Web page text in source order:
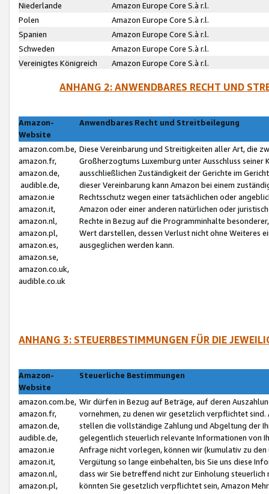
Niederlande
Amazon Europe Core S.à r.l.
Polen
Amazon Europe Core S.à r.l.
Spanien
Amazon Europe Core S.à r.l.
Schweden
Amazon Europe Core S.à r.l.
Vereinigtes Königreich
Amazon Europe Core S.à r.l.
ANHANG 2: ANWENDBARES RECHT UND
Amazon-
Website
Anwendbares Recht und Streitbeilegung
amazon.com.be,
amazon.fr,
amazon.de,
audible.de,
amazon.ie
amazon.it,
amazon.nl,
amazon.pl,
amazon.es,
amazon.se,
amazon.co.uk,
audible.co.uk
Diese Vereinbarung und Streitigkeiten aller Art, die
Großherzogtums Luxemburg unter Ausschluss
ausschließlichen Zuständigkeit der Gerichte im
dieser Vereinbarung kann Amazon bei einem
Rechtsschutz wegen einer tatsächlichen oder
Amazon oder einer anderen natürlichen oder
Rechte in Bezug auf die Programminhalte
Wert darstellen, dessen Verlust nicht ohne Weiteres
ausgeglichen werden kann.
ANHANG 3: STEUERBESTIMMUNGEN FÜR DIE
Amazon-
Website
Steuerliche Bestimmungen
amazon.com.be,
amazon.fr,
amazon.de,
audible.de,
amazon.ie
amazon.it,
amazon.nl,
amazon.pl,
Wir dürfen in Bezug auf Beträge, auf deren
vornehmen, zu denen wir gesetzlich verpflichtet
stellen die vollständige Zahlung und Abgeltung der
gelegentlich steuerlich relevante Informationen von
Anfrage nicht vorlegen, können wir (kumulativ zu
Vergütung so lange einbehalten, bis Sie uns diese
dass wir Sie betreffend nicht zur Einholung
könnten Sie gesetzlich verpflichtet sein, Amazon